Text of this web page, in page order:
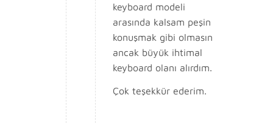
keyboard modeli
arasında kalsam peşin
konuşmak gibi olmasın
ancak büyük ihtimal
keyboard olanı alırdım.
Çok teşekkür ederim.